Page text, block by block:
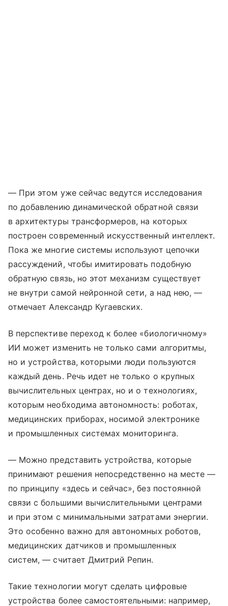
— При этом уже сейчас ведутся исследования
по добавлению динамической обратной связи
в архитектуры трансформеров, на которых
построен современный искусственный интеллект.
Пока же многие системы используют цепочки
рассуждений, чтобы имитировать подобную
обратную связь, но этот механизм существует
не внутри самой нейронной сети, а над нею, —
отмечает Александр Кугаевских.
В перспективе переход к более «биологичному»
ИИ может изменить не только сами алгоритмы,
но и устройства, которыми люди пользуются
каждый день. Речь идет не только о крупных
вычислительных центрах, но и о технологиях,
которым необходима автономность: роботах,
медицинских приборах, носимой электронике
и промышленных системах мониторинга.
— Можно представить устройства, которые
принимают решения непосредственно на месте —
по принципу «здесь и сейчас», без постоянной
связи с большими вычислительными центрами
и при этом с минимальными затратами энергии.
Это особенно важно для автономных роботов,
медицинских датчиков и промышленных
систем, — считает Дмитрий Репин.
Такие технологии могут сделать цифровые
устройства более самостоятельными: например,